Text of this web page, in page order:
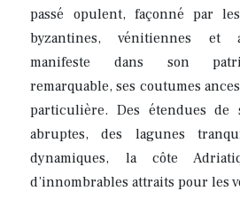
passé opulent, façonné par
byzantines, vénitiennes et
manifeste dans son
remarquable, ses coutumes
particulière. Des étendues de
abruptes, des lagunes
dynamiques, la côte
d’innombrables attraits pour les